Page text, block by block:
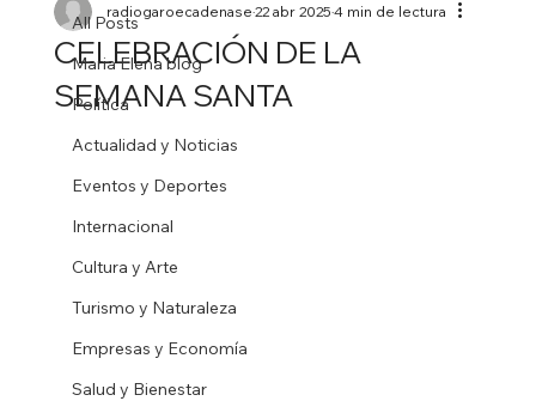
All Posts
Maria Elena blog
Política
Actualidad y Noticias
Eventos y Deportes
Internacional
Cultura y Arte
Turismo y Naturaleza
Empresas y Economía
Salud y Bienestar
CELEBRACIÓN DE LA
SEMANA SANTA
radiogaroecadenase22 abr 20254 min de lectura